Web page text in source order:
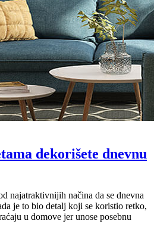
dekorišete dnevnu
najatraktivnijih načina da se dnevna
je to bio detalj koji se koristio retko,
u domove jer unose posebnu